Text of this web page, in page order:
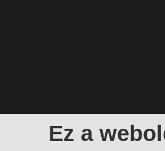
Ez a